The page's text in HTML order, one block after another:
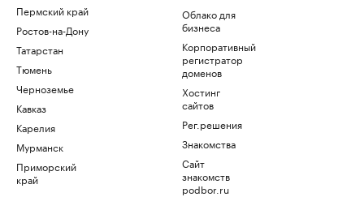
Пермский край
Ростов-на-Дону
Татарстан
Тюмень
Черноземье
Кавказ
Карелия
Мурманск
Приморский
край
Облако для
бизнеса
Корпоративный
регистратор
доменов
Хостинг
сайтов
Рег.решения
Знакомства
Сайт
знакомств
podbor.ru